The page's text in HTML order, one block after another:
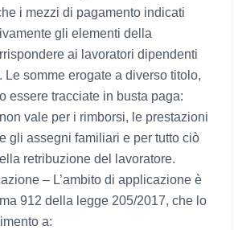
i mezzi di pagamento indicati
gli elementi della
ai lavoratori dipendenti
Le somme erogate a diverso titolo,
essere tracciate in busta paga:
vale per i rimborsi, le prestazioni
gli assegni familiari e per tutto ciò
retribuzione del lavoratore.
– L’ambito di applicazione è
912 della legge 205/2017, che lo
a: